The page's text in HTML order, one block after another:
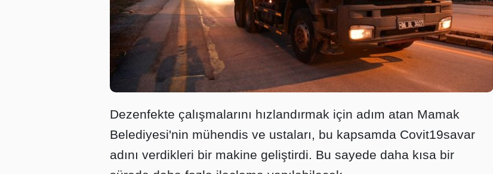
Dezenfekte çalışmalarını hızlandırmak için adım atan Mamak
Belediyesi'nin mühendis ve ustaları, bu kapsamda Covit19savar
adını verdikleri bir makine geliştirdi. Bu sayede daha kısa bir